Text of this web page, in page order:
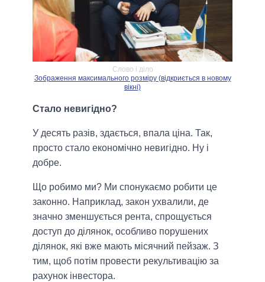
Слово і діло
Зображення максимального розміру (відкриється в новому
вікні)
Стало невигідно?
У десять разів, здається, впала ціна. Так,
просто стало економічно невигідно. Ну і
добре.
Що робимо ми? Ми спонукаємо робити це
законно. Наприклад, закон ухвалили, де
значно зменшується рента, спрощується
доступ до ділянок, особливо порушених
ділянок, які вже мають місячний пейзаж. З
тим, щоб потім провести рекультивацію за
рахунок інвестора.